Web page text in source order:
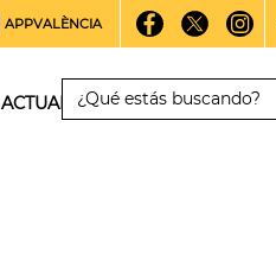
APPVALÈNCIA
ACTUALIDAD